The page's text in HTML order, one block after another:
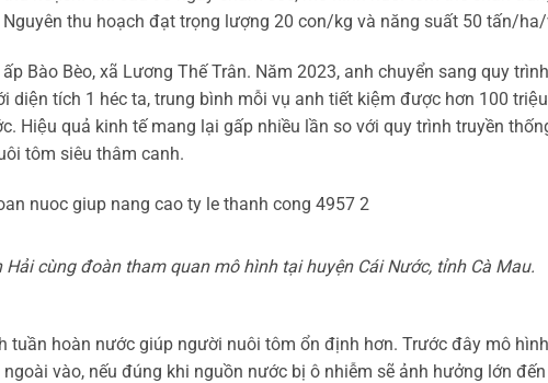
thu hoạch đạt trọng lượng 20 con/kg và năng suất 50 tấn/
Bào Bèo, xã Lương Thế Trân. Năm 2023, anh chuyển sang quy trình
diện tích 1 héc ta, trung bình mỗi vụ anh tiết kiệm được hơn 100 triệu
Hiệu quả kinh tế mang lại gấp nhiều lần so với quy trình truyền
tôm siêu thâm canh.
cùng đoàn tham quan mô hình tại huyện Cái Nước, tỉnh Cà Mau.
tuần hoàn nước giúp người nuôi tôm ổn định hơn. Trước đây mô hình
vào, nếu đúng khi nguồn nước bị ô nhiễm sẽ ảnh hưởng lớn đến